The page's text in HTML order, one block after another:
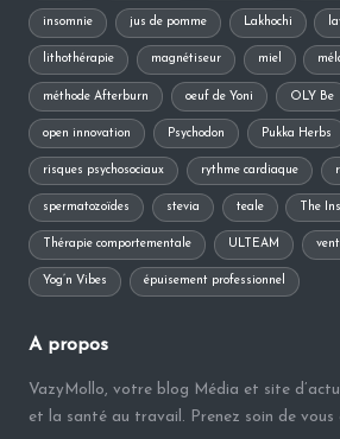
insomnie jus de pomme Lakhochi
lithothérapie magnétiseur miel
méthode Afterburn oeuf de Yoni OLY Be
open innovation Psychodon Pukka Herbs
risques psychosociaux rythme cardiaque
spermatozoïdes stevia teale The
Thérapie comportementale ULTEAM
Yog’n Vibes épuisement professionnel
A propos
VazyMollo, votre blog Média et site
et la santé au travail. Prenez soin de vous